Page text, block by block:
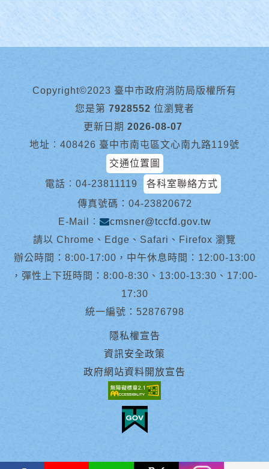
Copyright©2023 臺中市政府消防局版權所有
您是第 7928552 位瀏覽者
更新日期 2026-08-07
地址︰408426 臺中市南屯區文心南九路119號
交通位置圖
電話︰ 04-23811119
各科室聯絡方式
傳真號碼：04-23820672
E-Mail︰
cmsner@tccfd.gov.tw
請以 Chrome、Edge、Safari、Firefox 瀏覽
辦公時間：8:00-17:00，中午休息時間：12:00-13:00
，彈性上下班時間：8:00-8:30、13:00-13:30、17:00-
17:30
統一編號：52876798
隱私權宣告
資訊安全政策
政府網站資料開放宣告